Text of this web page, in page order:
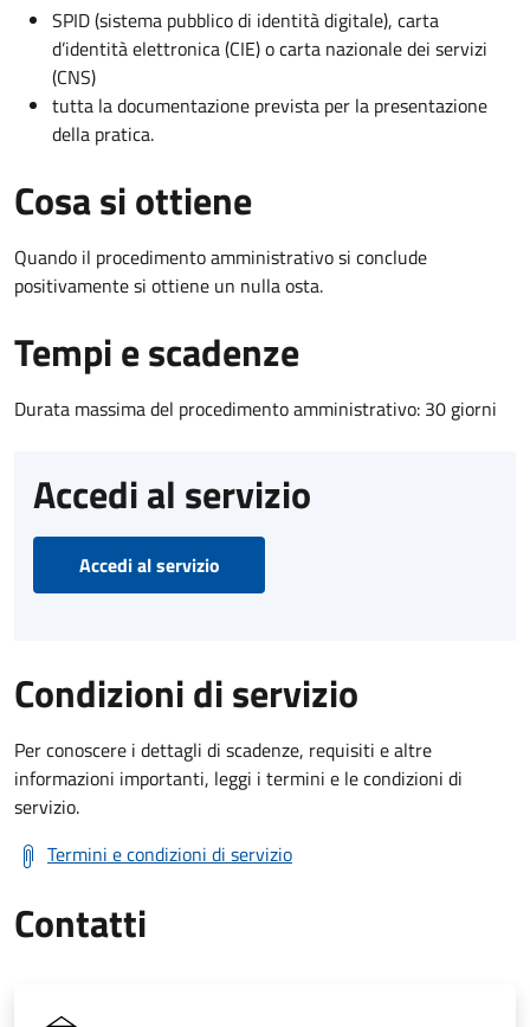
SPID (sistema pubblico di identità digitale), carta
d’identità elettronica (CIE) o carta nazionale dei servizi
(CNS)
tutta la documentazione prevista per la presentazione
della pratica.
Cosa si ottiene
Quando il procedimento amministrativo si conclude
positivamente si ottiene un nulla osta.
Tempi e scadenze
Durata massima del procedimento amministrativo: 30 giorni
Accedi al servizio
Accedi al servizio
Condizioni di servizio
Per conoscere i dettagli di scadenze, requisiti e altre
informazioni importanti, leggi i termini e le condizioni di
servizio.
Termini e condizioni di servizio
Contatti